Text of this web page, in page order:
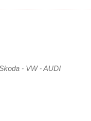
- VW - AUDI